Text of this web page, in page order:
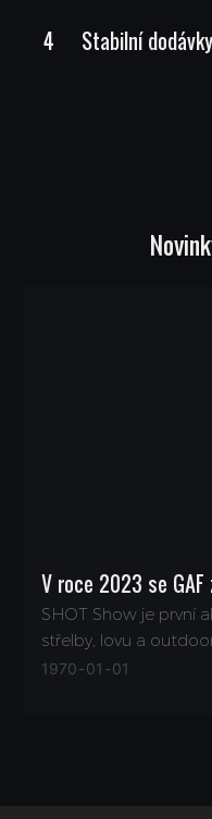
4
Stabilní
V roce 2023 se
SHOT Show je první
střelby, lovu a
1970 01 01